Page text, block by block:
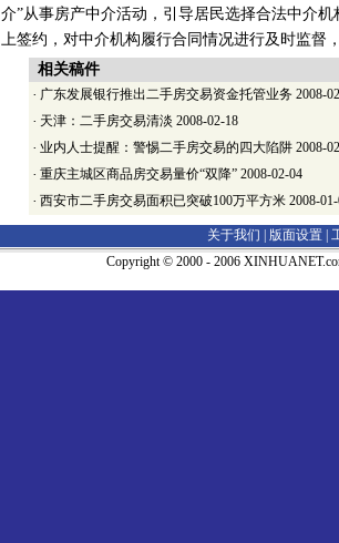
介”从事房产中介活动，引导居民选择合法中介
上签约，对中介机构履行合同情况进行及时监督
相关稿件
· 广东发展银行推出二手房交易资金托管业务 2008-
· 天津：二手房交易清淡 2008-02-18
· 业内人士提醒：警惕二手房交易的四大陷阱 2008-
· 重庆主城区商品房交易量价“双降” 2008-02-04
· 西安市二手房交易面积已突破100万平方米 2008-
关于我们 | 版面设置
Copyright © 2000 - 2006